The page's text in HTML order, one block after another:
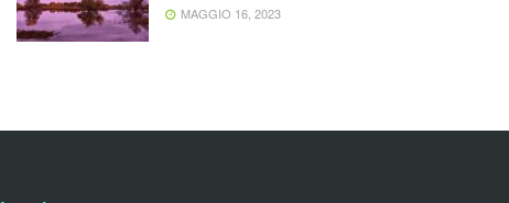
MAGGIO 16, 2023